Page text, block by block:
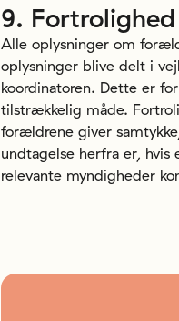
9. Fortrolighed
Alle oplysninger om
oplysninger blive delt i
koordinatoren. Dette er
tilstrækkelig måde.
forældrene giver
undtagelse herfra er,
relevante myndigheder